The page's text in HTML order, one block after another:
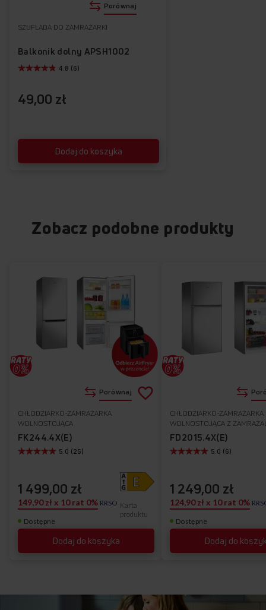
49,00 zł
SZUFLADA DO ZAMRAŻARKI
Balkonik dolny APSH1002
Dodaj do koszyka
4.8 (6)
Porównaj
Zobacz podobne produkty
Dostępne
CHŁODZIARKO-ZAMRAŻARKA
WOLNOSTOJĄCA
FK244.4X(E)
Dodaj do koszyka
5.0 (25)
Karta
produktu
1 499,00 zł
149,90 zł x 10 rat 0% RRSO
Porównaj Dodaj
ulubionych
Dostępne
CHŁODZIARKO-ZAMRAŻARKA
WOLNOSTOJĄCA Z
GÓRZE
FD2015.4X(E)
Dodaj do
5.0 (6)
1 249,00 zł
124,90 zł x 10 rat 0%